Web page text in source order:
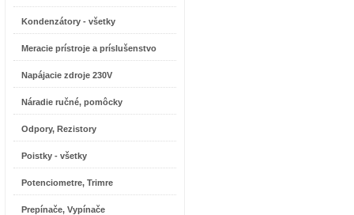
Kondenzátory - všetky
Meracie prístroje a príslušenstvo
Napájacie zdroje 230V
Náradie ručné, pomôcky
Odpory, Rezistory
Poistky - všetky
Potenciometre, Trimre
Prepínače, Vypínače